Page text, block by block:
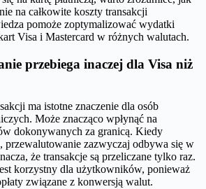
na całkowite koszty transakcji
pomoże zoptymalizować wydatki
Visa i Mastercard w różnych walutach.
przebiega inaczej dla Visa niż
ma istotne znaczenie dla osób
Może znacząco wpłynąć na
dokonywanych za granicą. Kiedy
, przewalutowanie zazwyczaj odbywa się w
że transakcje są przeliczane tylko raz.
korzystny dla użytkowników, ponieważ
związane z konwersją walut.